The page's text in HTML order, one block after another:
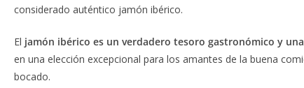
considerado auténtico jamón ibérico.
El jamón ibérico es un verdadero tesoro gastronómico y
en una elección excepcional para los amantes de la buena
bocado.